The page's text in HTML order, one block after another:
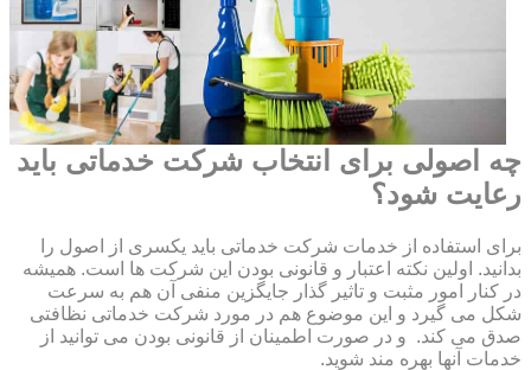
چه اصولی برای انتخاب شرکت خدماتی باید
رعایت شود؟
برای استفاده از خدمات شرکت خدماتی باید یکسری از اصول را
بدانید. اولین نکته اعتبار و قانونی بودن این شرکت ها است. همیشه
در کنار امور مثبت و تاثیر گذار جایگزین منفی آن هم به سرعت
شکل می گیرد و این موضوع هم در مورد شرکت خدماتی نظافتی
صدق می کند. و در صورت اطمینان از قانونی بودن می توانید از
خدمات آنها بهره مند شوید.